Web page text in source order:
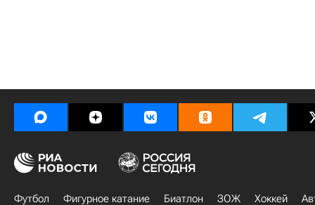
Футбол Фигурное катание Биатлон ЗОЖ Хоккей